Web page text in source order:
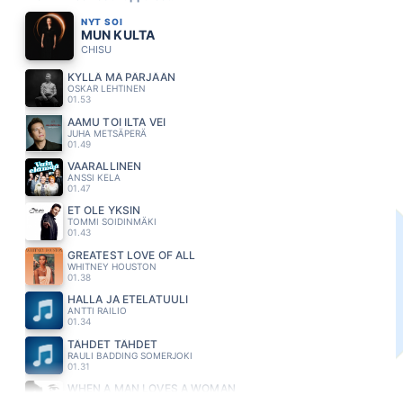
NYT SOI
MUN KULTA
CHISU
KYLLÄ MÄ PÄRJÄÄN
OSKAR LEHTINEN
01.53
AAMU TOI ILTA VEI
JUHA METSÄPERÄ
01.49
VAARALLINEN
ANSSI KELA
01.47
ET OLE YKSIN
TOMMI SOIDINMÄKI
01.43
GREATEST LOVE OF ALL
WHITNEY HOUSTON
01.38
HALLA JA ETELÄTUULI
ANTTI RAILIO
01.34
TÄHDET TÄHDET
RAULI BADDING SOMERJOKI
01.31
WHEN A MAN LOVES A WOMAN